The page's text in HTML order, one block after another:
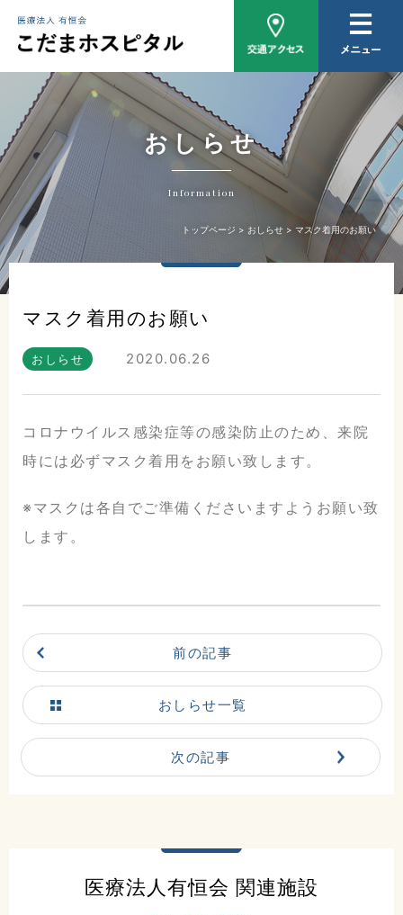
医師紹介
外来について
入院について
家族相談
こだまホスピタル
宮城県石巻市山下町2丁目5番
7号
交通アクセスはこちら
おしらせ
Information
トップページ おしらせ マスク着用のお願い
マスク着用のお願い
おしらせ 2020.06.26
コロナウイルス感染症等の感染防止のため、来院
時には必ずマスク着用をお願い致します。
※マスクは各自でご準備くださいますようお願い致
します。
前の記事
おしらせ一覧
次の記事
医療法人有恒会 関連施設